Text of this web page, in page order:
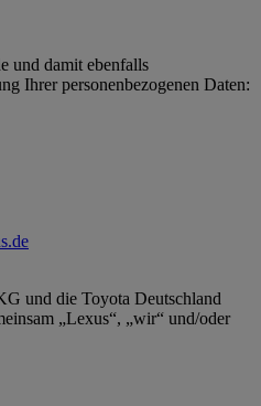
und damit ebenfalls
Ihrer personenbezogenen Daten:
und die Toyota Deutschland
„Lexus“, „wir“ und/oder